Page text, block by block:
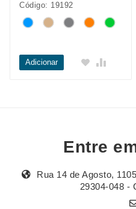
Código: 19192
Adicionar
Entre
Rua 14 de Agosto,
29304-048 -